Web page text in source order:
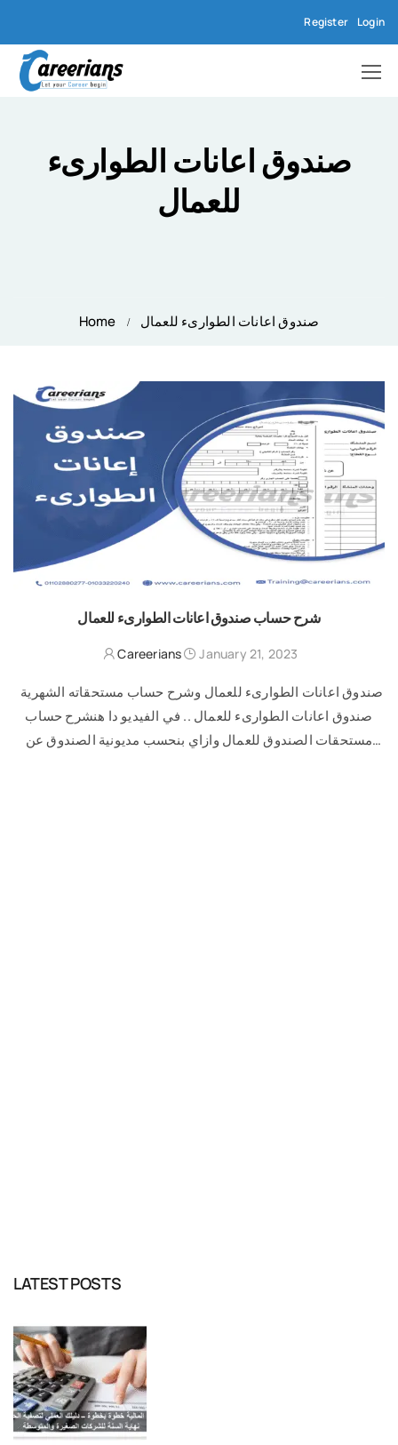
Register Login
صندوق اعانات الطوارىء
للعمال
Home صندوق اعانات الطوارىء للعمال
شرح حساب صندوق اعانات الطوارىء للعمال
Careerians January 21, 2023
صندوق اعانات الطوارىء للعمال وشرح حساب مستحقاته الشهرية
صندوق اعانات الطوارىء للعمال .. في الفيديو دا هنشرح حساب
مستحقات الصندوق للعمال وازاي بنحسب مديونية الصندوق عن
LATEST POSTS